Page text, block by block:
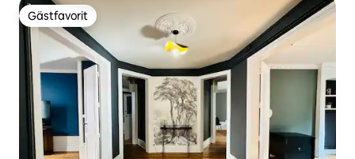
Gästfavorit
Gästfavorit